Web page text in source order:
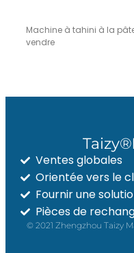
Machine à tahini à la
vendre
Taizy®
Ventes globales
Orientée vers le
Fournir une
Pièces de
© 2021 Zhengzhou Taizy